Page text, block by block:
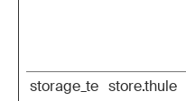
storage_te store.thule